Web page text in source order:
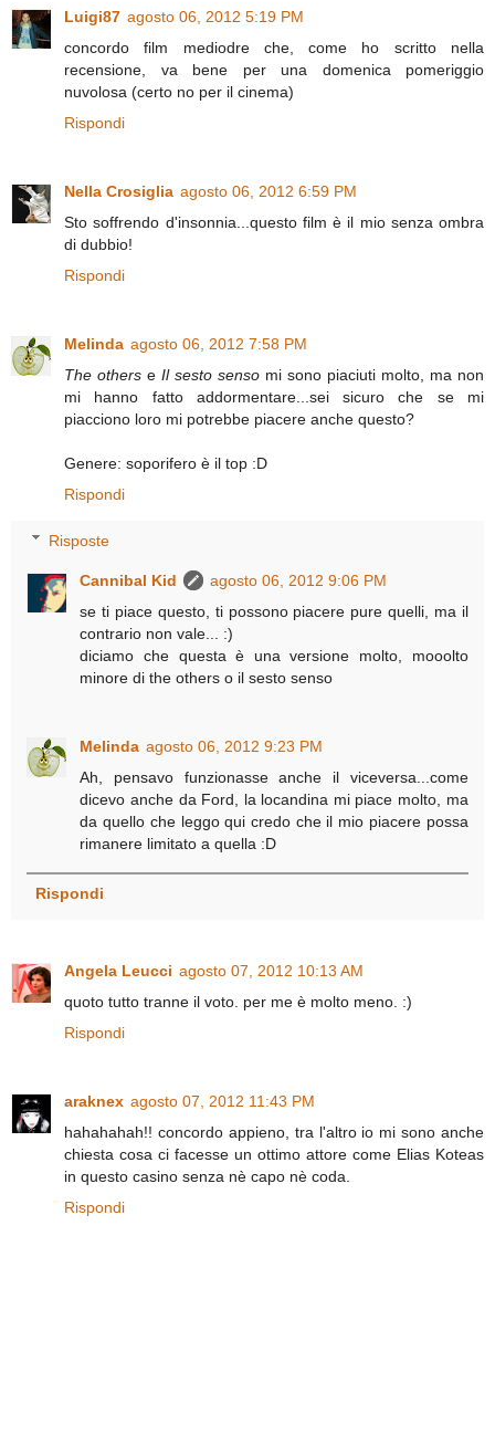
Luigi87 agosto 06, 2012 5:19 PM
concordo film mediodre che, come ho scritto nella
recensione, va bene per una domenica pomeriggio
nuvolosa (certo no per il cinema)
Rispondi
Nella Crosiglia agosto 06, 2012 6:59 PM
Sto soffrendo d'insonnia...questo film è il mio senza ombra
di dubbio!
Rispondi
Melinda agosto 06, 2012 7:58 PM
The others e Il sesto senso mi sono piaciuti molto, ma non
mi hanno fatto addormentare...sei sicuro che se mi
piacciono loro mi potrebbe piacere anche questo?
Genere: soporifero è il top :D
Rispondi
Risposte
Cannibal Kid
agosto 06, 2012 9:06 PM
se ti piace questo, ti possono piacere pure quelli, ma il
contrario non vale... :)
diciamo che questa è una versione molto, mooolto
minore di the others o il sesto senso
Melinda agosto 06, 2012 9:23 PM
Ah, pensavo funzionasse anche il viceversa...come
dicevo anche da Ford, la locandina mi piace molto, ma
da quello che leggo qui credo che il mio piacere possa
rimanere limitato a quella :D
Rispondi
Angela Leucci agosto 07, 2012 10:13 AM
quoto tutto tranne il voto. per me è molto meno. :)
Rispondi
araknex agosto 07, 2012 11:43 PM
hahahahah!! concordo appieno, tra l'altro io mi sono anche
chiesta cosa ci facesse un ottimo attore come Elias Koteas
in questo casino senza nè capo nè coda.
Rispondi